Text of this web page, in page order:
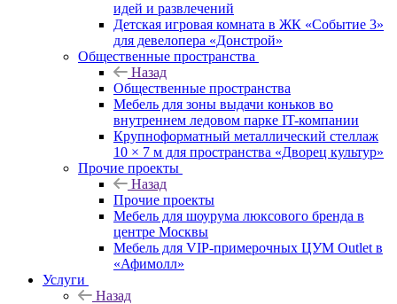
идей и развлечений
Детская игровая комната в ЖК «Событие 3»
для девелопера «Донстрой»
Общественные пространства
Назад
Общественные пространства
Мебель для зоны выдачи коньков во
внутреннем ледовом парке IT-компании
Крупноформатный металлический стеллаж
10 × 7 м для пространства «Дворец культур»
Прочие проекты
Назад
Прочие проекты
Мебель для шоурума люксового бренда в
центре Москвы
Мебель для VIP-примерочных ЦУМ Outlet в
«Афимолл»
Услуги
Назад